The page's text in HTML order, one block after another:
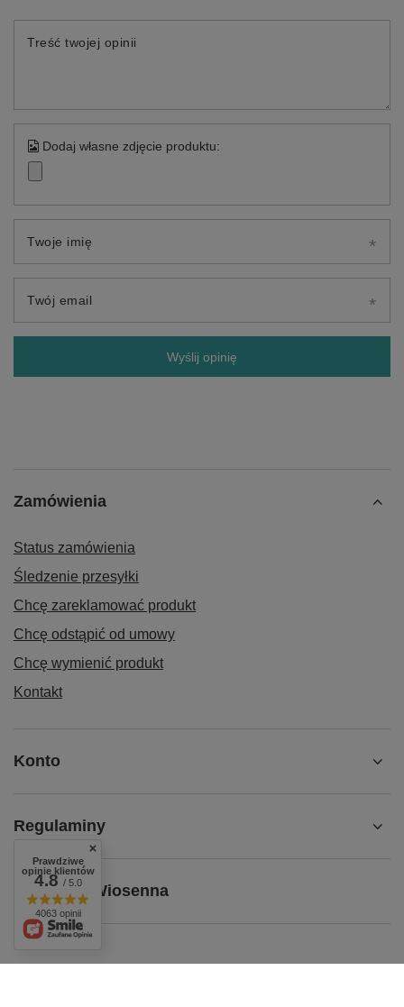
Treść twojej opinii
Dodaj własne zdjęcie produktu:
Twoje imię
Twój email
Wyślij opinię
Zamówienia
Status zamówienia
Śledzenie przesyłki
Chcę zareklamować produkt
Chcę odstąpić od umowy
Chcę wymienić produkt
Kontakt
Konto
Regulaminy
Promocja Wiosenna
Prawdziwe
opinie klientów
4.8/ 5.0
4063 opinii